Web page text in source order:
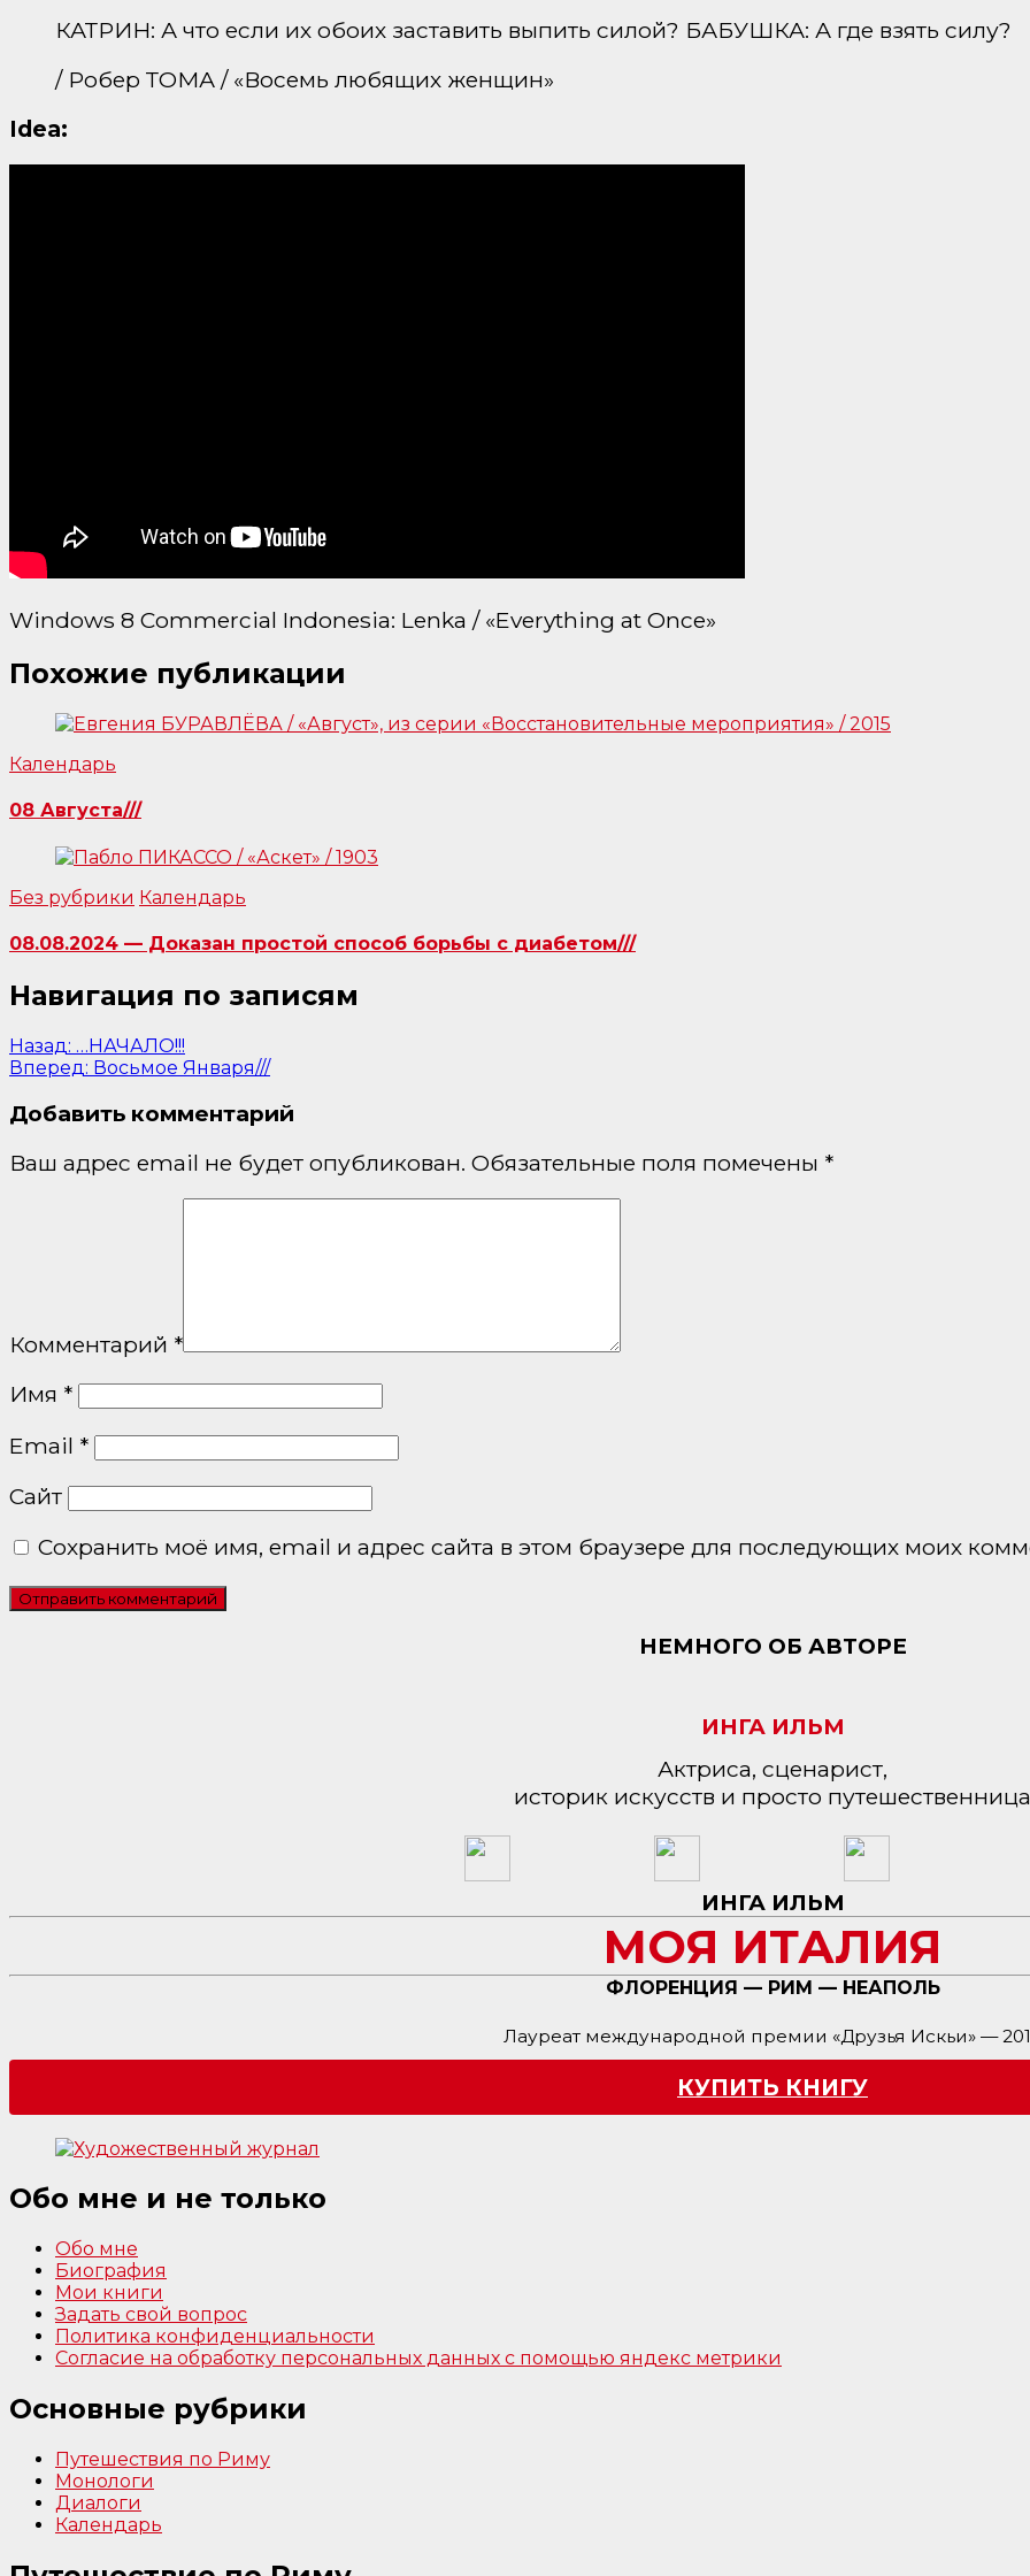
КАТРИН: А что если их обоих заставить выпить силой? БАБУШКА: А где взять силу?
/ Робер ТОМА / «Восемь любящих женщин»
Idea:
Windows 8 Commercial Indonesia: Lenka / «Everything at Once»
Похожие публикации
Календарь
08 Августа///
Без рубрики Календарь
08.08.2024 — Доказан простой способ борьбы с диабетом///
Навигация по записям
Назад: …НАЧАЛО!!!
Вперед: Восьмое Января///
Добавить комментарий
Ваш адрес email не будет опубликован. Обязательные поля помечены *
Комментарий *
Имя *
Email *
Сайт
Сохранить моё имя, email и адрес сайта в этом браузере для последующих моих
НЕМНОГО ОБ АВТОРЕ
ИНГА ИЛЬМ
Актриса, сценарист,
историк искусств и просто путешественница
ИНГА ИЛЬМ
МОЯ ИТАЛИЯ
ФЛОРЕНЦИЯ — РИМ — НЕАПОЛЬ
Лауреат международной премии «Друзья Искьи» —
КУПИТЬ КНИГУ
Обо мне и не только
Обо мне
Биография
Мои книги
Задать свой вопрос
Политика конфиденциальности
Согласие на обработку персональных данных с помощью яндекс метрики
Основные рубрики
Путешествия по Риму
Монологи
Диалоги
Календарь